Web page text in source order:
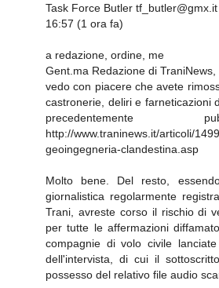
Task Force Butler tf_butler@gmx.it
16:57 (1 ora fa)
a redazione, ordine, me
Gent.ma Redazione di TraniNews,
vedo con piacere che avete
castronerie, deliri e farneticazioni
precedentemente
http://www.traninews.it/articoli/
geoingegneria-clandestina.asp
Molto bene. Del resto,
giornalistica regolarmente
Trani, avreste corso il rischio di
per tutte le affermazioni
compagnie di volo civile
dell'intervista, di cui il
possesso del relativo file audio